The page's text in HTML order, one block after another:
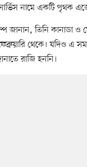
নামে একটি পৃথক
জানান, তিনি কানাডা
থেকে। যদিও এ
রাজি হননি।